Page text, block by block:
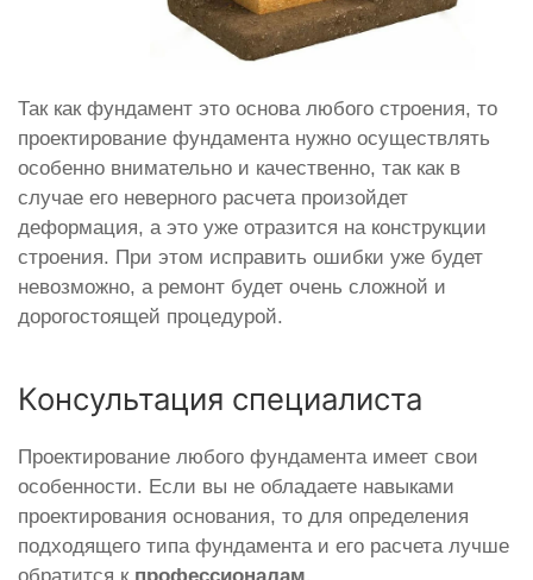
Так как фундамент это основа любого строения, то
проектирование фундамента нужно осуществлять
особенно внимательно и качественно, так как в
случае его неверного расчета произойдет
деформация, а это уже отразится на конструкции
строения. При этом исправить ошибки уже будет
невозможно, а ремонт будет очень сложной и
дорогостоящей процедурой.
Консультация специалиста
Проектирование любого фундамента имеет свои
особенности. Если вы не обладаете навыками
проектирования основания, то для определения
подходящего типа фундамента и его расчета лучше